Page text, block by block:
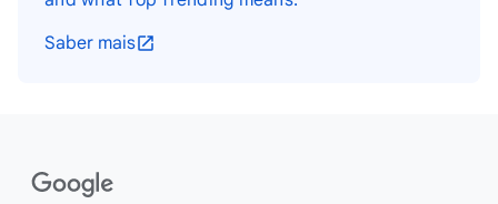
Saber mais